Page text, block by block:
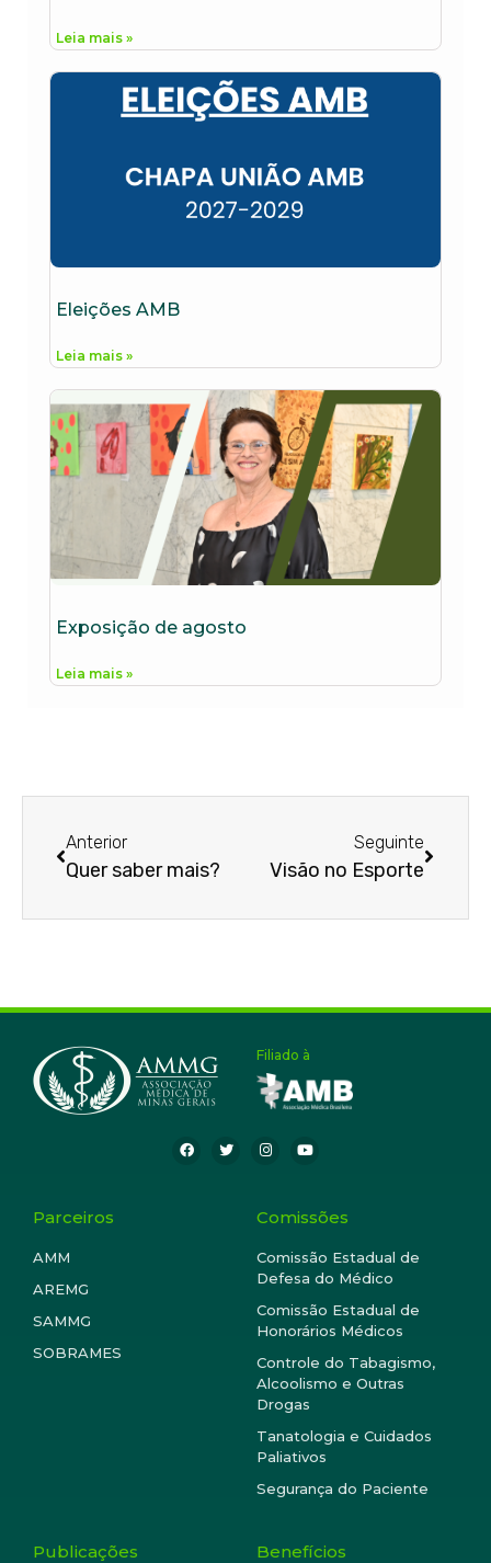
Leia mais »
Eleições AMB
Leia mais »
Exposição de agosto
Leia mais »
Anterior
Quer saber mais?
Seguinte
Visão no Esporte
Filiado à
Parceiros
AMM
AREMG
SAMMG
SOBRAMES
Comissões
Comissão Estadual de
Defesa do Médico
Comissão Estadual de
Honorários Médicos
Controle do Tabagismo,
Alcoolismo e Outras
Drogas
Tanatologia e Cuidados
Paliativos
Segurança do Paciente
Publicações Benefícios